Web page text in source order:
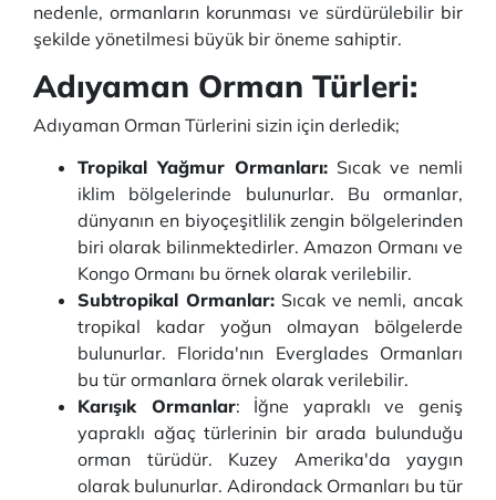
nedenle, ormanların korunması ve sürdürülebilir bir
şekilde yönetilmesi büyük bir öneme sahiptir.
Adıyaman Orman Türleri:
Adıyaman Orman Türlerini sizin için derledik;
Tropikal Yağmur Ormanları: Sıcak ve nemli
iklim bölgelerinde bulunurlar. Bu ormanlar,
dünyanın en biyoçeşitlilik zengin bölgelerinden
biri olarak bilinmektedirler. Amazon Ormanı ve
Kongo Ormanı bu örnek olarak verilebilir.
Subtropikal Ormanlar: Sıcak ve nemli, ancak
tropikal kadar yoğun olmayan bölgelerde
bulunurlar. Florida'nın Everglades Ormanları
bu tür ormanlara örnek olarak verilebilir.
Karışık Ormanlar: İğne yapraklı ve geniş
yapraklı ağaç türlerinin bir arada bulunduğu
orman türüdür. Kuzey Amerika'da yaygın
olarak bulunurlar. Adirondack Ormanları bu tür